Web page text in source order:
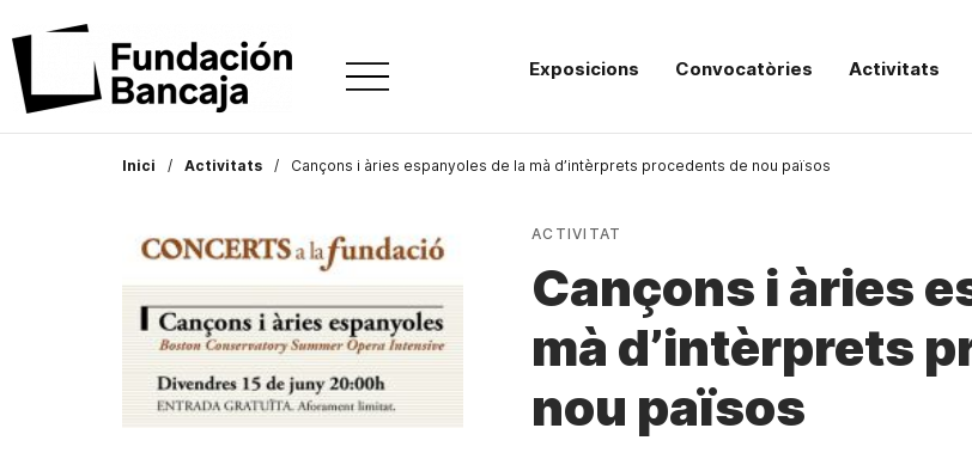
Exposicions Convocatòries Activitats
Inici Activitats Cançons i àries espanyoles de la mà d’intèrprets procedents de nou països
ACTIVITAT
Cançons i àries
mà d’intèrprets
nou països